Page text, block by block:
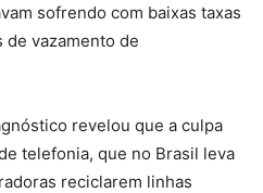
sofrendo com baixas taxas
vazamento de
revelou que a culpa
telefonia, que no Brasil leva
reciclarem linhas